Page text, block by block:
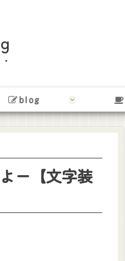
blog
ー【文字装